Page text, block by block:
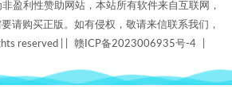
盈利性赞助网站，本站所有软件来自互联网，
请购买正版。如有侵权，敬请来信联系我们，
reserved |
赣ICP备2023006935号-4